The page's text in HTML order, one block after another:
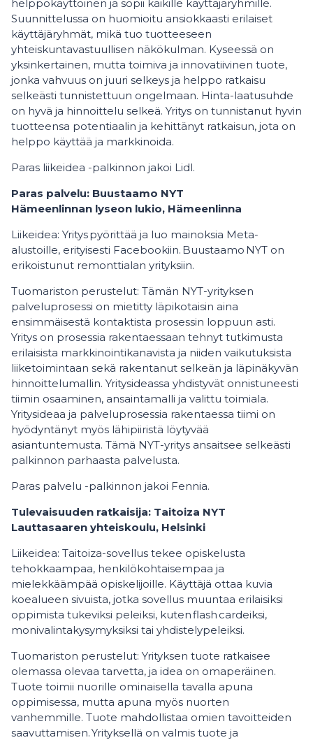
helppokäyttöinen ja sopii kaikille käyttäjäryhmille.
Suunnittelussa on huomioitu ansiokkaasti erilaiset
käyttäjäryhmät, mikä tuo tuotteeseen
yhteiskuntavastuullisen näkökulman. Kyseessä on
yksinkertainen, mutta toimiva ja innovatiivinen tuote,
jonka vahvuus on juuri selkeys ja helppo ratkaisu
selkeästi tunnistettuun ongelmaan. Hinta-laatusuhde
on hyvä ja hinnoittelu selkeä. Yritys on tunnistanut hyvin
tuotteensa potentiaalin ja kehittänyt ratkaisun, jota on
helppo käyttää ja markkinoida.
Paras liikeidea -palkinnon jakoi Lidl.
Paras palvelu: Buustaamo NYT
Hämeenlinnan lyseon lukio, Hämeenlinna
Liikeidea: Yritys pyörittää ja luo mainoksia Meta-
alustoille, erityisesti Facebookiin. Buustaamo NYT on
erikoistunut remonttialan yrityksiin.
Tuomariston perustelut: Tämän NYT-yrityksen
palveluprosessi on mietitty läpikotaisin aina
ensimmäisestä kontaktista prosessin loppuun asti.
Yritys on prosessia rakentaessaan tehnyt tutkimusta
erilaisista markkinointikanavista ja niiden vaikutuksista
liiketoimintaan sekä rakentanut selkeän ja läpinäkyvän
hinnoittelumallin. Yritysideassa yhdistyvät onnistuneesti
tiimin osaaminen, ansaintamalli ja valittu toimiala.
Yritysideaa ja palveluprosessia rakentaessa tiimi on
hyödyntänyt myös lähipiiristä löytyvää
asiantuntemusta. Tämä NYT-yritys ansaitsee selkeästi
palkinnon parhaasta palvelusta.
Paras palvelu -palkinnon jakoi Fennia.
Tulevaisuuden ratkaisija: Taitoiza NYT
Lauttasaaren yhteiskoulu, Helsinki
Liikeidea: Taitoiza-sovellus tekee opiskelusta
tehokkaampaa, henkilökohtaisempaa ja
mielekkäämpää opiskelijoille. Käyttäjä ottaa kuvia
koealueen sivuista, jotka sovellus muuntaa erilaisiksi
oppimista tukeviksi peleiksi, kuten flash cardeiksi,
monivalintakysymyksiksi tai yhdistelypeleiksi.
Tuomariston perustelut: Yrityksen tuote ratkaisee
olemassa olevaa tarvetta, ja idea on omaperäinen.
Tuote toimii nuorille ominaisella tavalla apuna
oppimisessa, mutta apuna myös nuorten
vanhemmille. Tuote mahdollistaa omien tavoitteiden
saavuttamisen. Yrityksellä on valmis tuote ja